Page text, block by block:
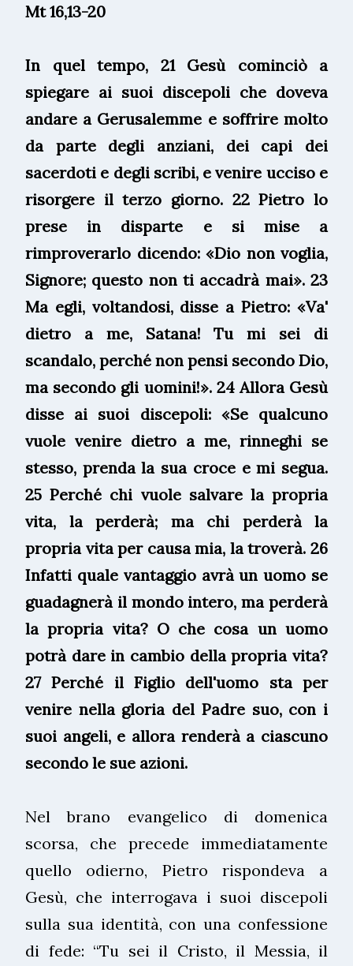
Mt 16,13-20
In quel tempo, 21 Gesù cominciò a
spiegare ai suoi discepoli che doveva
andare a Gerusalemme e soffrire molto
da parte degli anziani, dei capi dei
sacerdoti e degli scribi, e venire ucciso e
risorgere il terzo giorno. 22 Pietro lo
prese in disparte e si mise a
rimproverarlo dicendo: «Dio non voglia,
Signore; questo non ti accadrà mai». 23
Ma egli, voltandosi, disse a Pietro: «Va'
dietro a me, Satana! Tu mi sei di
scandalo, perché non pensi secondo Dio,
ma secondo gli uomini!». 24 Allora Gesù
disse ai suoi discepoli: «Se qualcuno
vuole venire dietro a me, rinneghi se
stesso, prenda la sua croce e mi segua.
25 Perché chi vuole salvare la propria
vita, la perderà; ma chi perderà la
propria vita per causa mia, la troverà. 26
Infatti quale vantaggio avrà un uomo se
guadagnerà il mondo intero, ma perderà
la propria vita? O che cosa un uomo
potrà dare in cambio della propria vita?
27 Perché il Figlio dell'uomo sta per
venire nella gloria del Padre suo, con i
suoi angeli, e allora renderà a ciascuno
secondo le sue azioni.
Nel brano evangelico di domenica
scorsa, che precede immediatamente
quello odierno, Pietro rispondeva a
Gesù, che interrogava i suoi discepoli
sulla sua identità, con una confessione
di fede: “Tu sei il Cristo, il Messia, il